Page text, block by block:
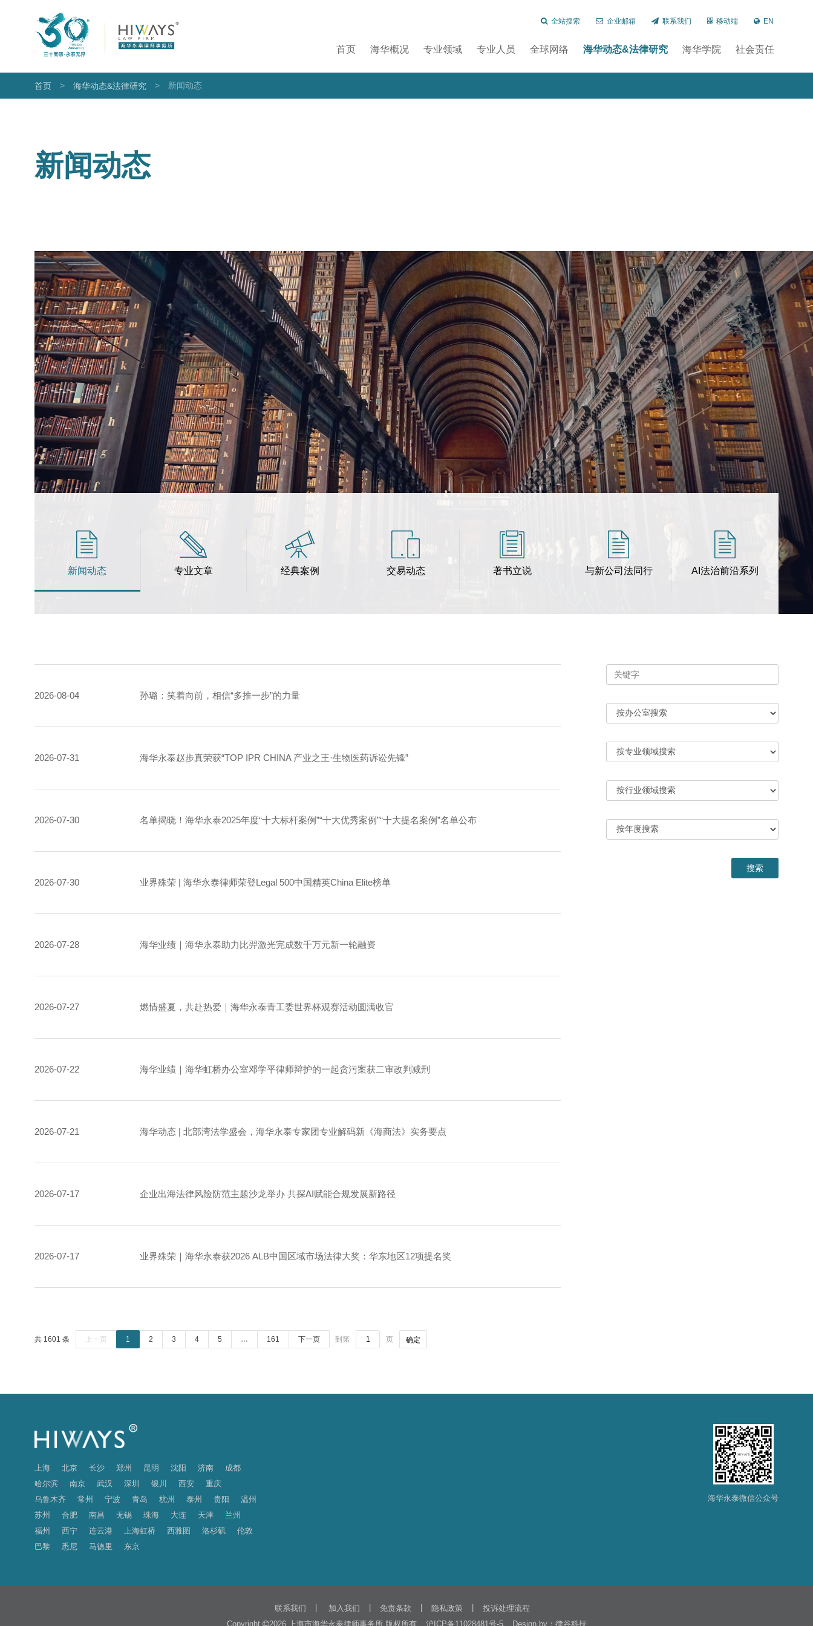
全站搜索 企业邮箱 联系我们 移动端 EN
首页 海华概况 专业领域 专业人员 全球网络 海华动态&法律研究 海华学院 社会责任
首页 > 海华动态&法律研究 > 新闻动态
新闻动态
新闻动态 专业文章 经典案例 交易动态 著书立说 与新公司法同行 AI法治前沿系列
2026-08-04 孙璐：笑着向前，相信“多推一步”的力量
2026-07-31 海华永泰赵步真荣获“TOP IPR CHINA 产业之王·生物医药诉讼先锋”
2026-07-30 名单揭晓！海华永泰2025年度“十大标杆案例”“十大优秀案例”“十大提名案例”名单公布
2026-07-30 业界殊荣 | 海华永泰律师荣登Legal 500中国精英China Elite榜单
2026-07-28 海华业绩｜海华永泰助力比羿激光完成数千万元新一轮融资
2026-07-27 燃情盛夏，共赴热爱｜海华永泰青工委世界杯观赛活动圆满收官
2026-07-22 海华业绩｜海华虹桥办公室邓学平律师辩护的一起贪污案获二审改判减刑
2026-07-21 海华动态 | 北部湾法学盛会，海华永泰专家团专业解码新《海商法》实务要点
2026-07-17 企业出海法律风险防范主题沙龙举办 共探AI赋能合规发展新路径
2026-07-17 业界殊荣｜海华永泰获2026 ALB中国区域市场法律大奖：华东地区12项提名奖
共 1601 条 上一页 1 2 3 4 5 … 161 下一页 到第 页 确定
上海 北京 长沙 郑州 昆明 沈阳 济南
成都
哈尔滨
南京 武汉 深圳 银川 西安
重庆
乌鲁木齐
常州 宁波 青岛 杭州 泰州 贵阳
温州
苏州
合肥 南昌 无锡 珠海 大连 天津
兰州
福州
西宁 连云港 上海虹桥 西雅图 洛杉矶
伦敦
巴黎
悉尼 马德里 东京
海华永泰微信公众号
联系我们 加入我们 免责条款 隐私政策
投诉处理流程
Copyright
2026 上海市海华永泰律师事务所 版权所有 沪ICP备11028481号-5 Design by： 律谷科技